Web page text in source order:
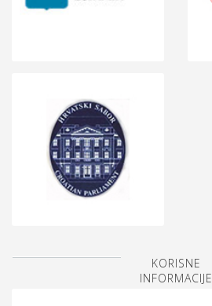
KORISNE
INFORMACIJE